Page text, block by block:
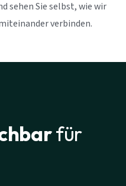
sehen Sie selbst, wie wir
verbinden.
für